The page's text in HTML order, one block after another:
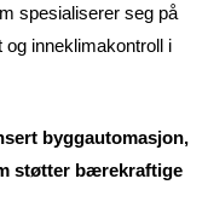
spesialiserer seg på
og inneklimakontroll i
byggautomasjon,
støtter bærekraftige